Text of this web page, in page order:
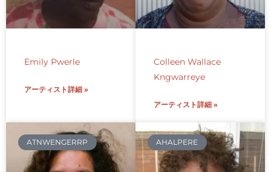
Emily Pwerle
アーティスト詳細 »
Colleen Wallace
Kngwarreye
アーティスト詳細 »
ATNWENGERRP AHALPERE